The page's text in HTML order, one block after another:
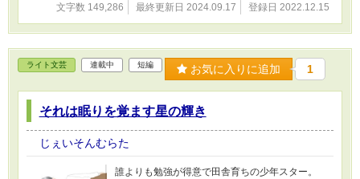
文字数 149,286 最終更新日 2024.09.17 登録日 2022.12.15
ライト文芸 連載中 短編 お気に入りに追加 1
それは眠りを覚ます星の輝き
じぇいそんむらた
誰よりも勉強が得意で田舎育ちの少年スター。